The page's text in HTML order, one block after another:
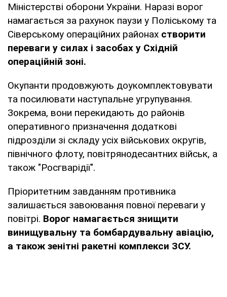
Міністерстві оборони України. Наразі ворог
намагається за рахунок паузи у Поліському та
Сіверському операційних районах створити
переваги у силах і засобах у Східній
операційній зоні.
Окупанти продовжують доукомплектовувати
та посилювати наступальне угрупування.
Зокрема, вони перекидають до районів
оперативного призначення додаткові
підрозділи зі складу усіх військових округів,
північного флоту, повітрянодесантних військ, а
також "Росгварідії".
Пріоритетним завданням противника
залишається завоювання повної переваги у
повітрі. Ворог намагається знищити
винищувальну та бомбардувальну авіацію,
а також зенітні ракетні комплекси ЗСУ.